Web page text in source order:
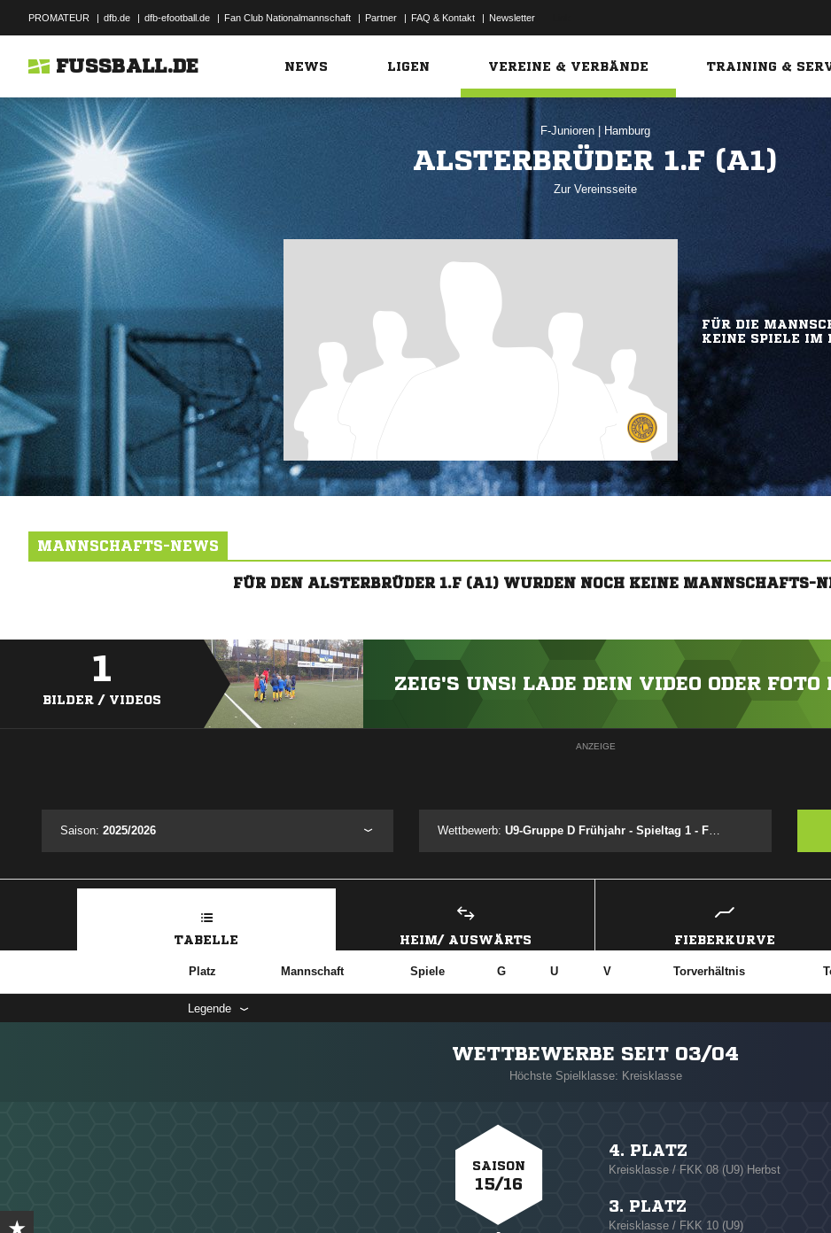
PROMATEUR | dfb.de | dfb-efootball.de | Fan Club Nationalmannschaft | Partner | FAQ & Kontakt | Newsletter
FUSSBALL.DE NEWS LIGEN VEREINE & VERBÄNDE TRAINING &
F-Junioren Hamburg
ALSTERBRÜDER 1.F (A1)
Zur Vereinsseite
FÜR DIE
KEINE SPIELE IM
MANNSCHAFTS-NEWS
FÜR DEN ALSTERBRÜDER 1.F (A1) WURDEN NOCH KEINE MANNSCHAFTS-
1
BILDER / VIDEOS
ZEIG'S UNS! LADE DEIN VIDEO ODER FOTO
ANZEIGE
Saison: 2025/2026 Wettbewerb:U9-Gruppe D Frühjahr - Spieltag 1 - Festival 1.5
TABELLE HEIM/ AUSWÄRTS FIEBERKURVE
Platz Mannschaft Spiele G U V Torverhältnis
Legende
WETTBEWERBE SEIT 03/04
Höchste Spielklasse: Kreisklasse
SAISON
15/16
4. PLATZ
Kreisklasse / FKK 08 (U9) Herbst
3. PLATZ
Kreisklasse / FKK 10 (U9)